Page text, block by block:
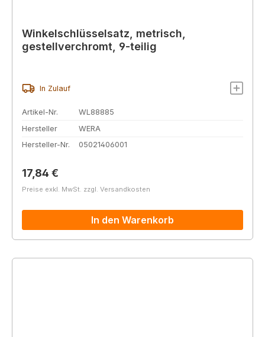
Winkelschlüsselsatz, metrisch,
gestellverchromt, 9-teilig
In Zulauf
Artikel-Nr.
WL88885
Hersteller
WERA
Hersteller-Nr.
05021406001
Regulärer Preis:
17,84 €
Preise exkl. MwSt. zzgl. Versandkosten
In den Warenkorb